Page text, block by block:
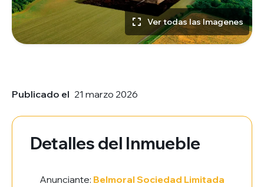
Ver todas las Imagenes
Publicado el 21 marzo 2026
Detalles del Inmueble
Anunciante: Belmoral Sociedad Limitada